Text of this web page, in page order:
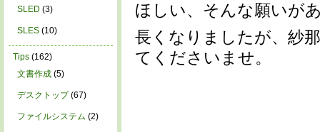
ほしい、そんな願いが
長くなりましたが、紗
てくださいませ。
SLED (3)
SLES (10)
Tips (162)
文書作成 (5)
デスクトップ(67)
ファイルシステム (2)